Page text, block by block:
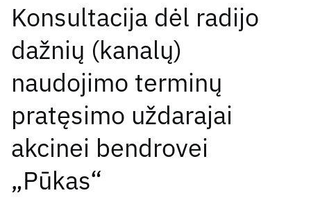
Konsultacija dėl radijo
dažnių (kanalų)
naudojimo terminų
pratęsimo uždarajai
akcinei bendrovei
„Pūkas“